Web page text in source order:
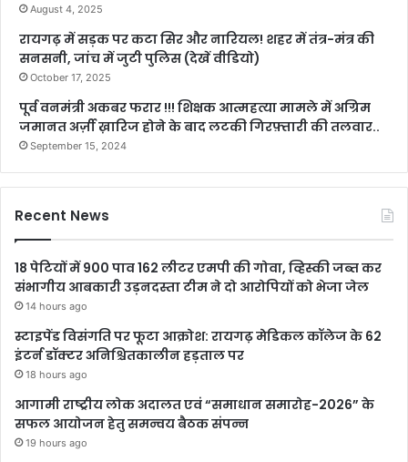
August 4, 2025
रायगढ़ में सड़क पर कटा सिर और नारियल! शहर में तंत्र-मंत्र की
सनसनी, जांच में जुटी पुलिस (देखें वीडियो)
October 17, 2025
पूर्व वनमंत्री अकबर फरार !!! शिक्षक आत्महत्या मामले में अग्रिम
जमानत अर्ज़ी ख़ारिज होने के बाद लटकी गिरफ़्तारी की तलवार..
September 15, 2024
Recent News
18 पेटियों में 900 पाव 162 लीटर एमपी की गोवा, व्हिस्की जब्त कर
संभागीय आबकारी उड़नदस्ता टीम ने दो आरोपियों को भेजा जेल
14 hours ago
स्टाइपेंड विसंगति पर फूटा आक्रोश: रायगढ़ मेडिकल कॉलेज के 62
इंटर्न डॉक्टर अनिश्चितकालीन हड़ताल पर
18 hours ago
आगामी राष्ट्रीय लोक अदालत एवं “समाधान समारोह-2026” के
सफल आयोजन हेतु समन्वय बैठक संपन्न
19 hours ago